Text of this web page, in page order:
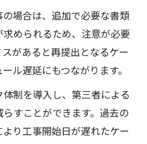
テンプレート活用法と注
の効率化テクニックを紹
押さえるべき記載例と実
場合は、追加で必要な書類
められるため、注意が必要
があると再提出となるケー
ル遅延にもつながります。
制を導入し、第三者による
すことができます。過去の
り工事開始日が遅れたケー